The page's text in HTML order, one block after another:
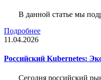
В данной статье мы
Подробнее
11.04.2026
Российский Kubernetes:
Сегодня российский